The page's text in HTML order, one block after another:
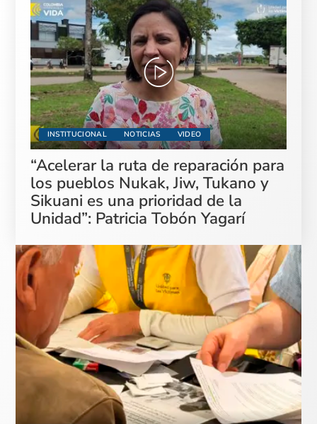
INSTITUCIONAL NOTICIAS VIDEO
“Acelerar la ruta de reparación para
los pueblos Nukak, Jiw, Tukano y
Sikuani es una prioridad de la
Unidad”: Patricia Tobón Yagarí